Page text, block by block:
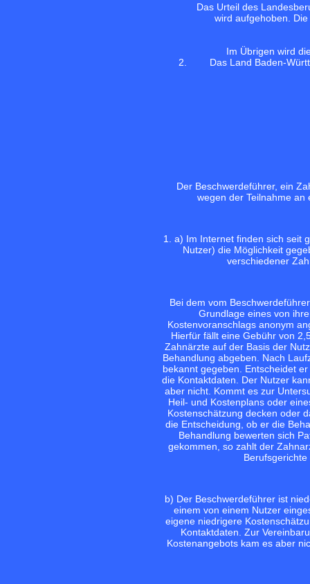
Das Urteil des
wird aufgehoben.
Im Übrigen wird
Das Land Baden-
Der Beschwerdeführer, ein
wegen der Teilnahme
1. a) Im Internet finden sich seit
Nutzer) die Möglichkeit
verschiedener
Bei dem vom
Grundlage eines von
Kostenvoranschlags anonym
Hierfür fällt eine Gebühr von
Zahnärzte auf der Basis der
Behandlung abgeben. Nach
bekannt gegeben. Entscheidet
die Kontaktdaten. Der Nutzer
aber nicht. Kommt es zur
Heil- und Kostenplans oder
Kostenschätzung decken oder
die Entscheidung, ob er die
Behandlung bewerten sich
gekommen, so zahlt der
b) Der Beschwerdeführer ist
einem von einem Nutzer
eigene niedrigere
Kontaktdaten. Zur
Kostenangebots kam es aber